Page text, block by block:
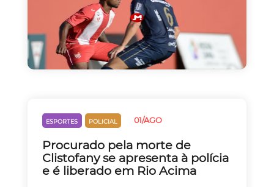
ESPORTES POLICIAL 01/AGO
Procurado pela morte de
Clistofany se apresenta à polícia
e é liberado em Rio Acima